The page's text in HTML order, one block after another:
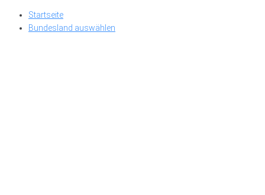
Skip
Startseite
Bundesland auswählen